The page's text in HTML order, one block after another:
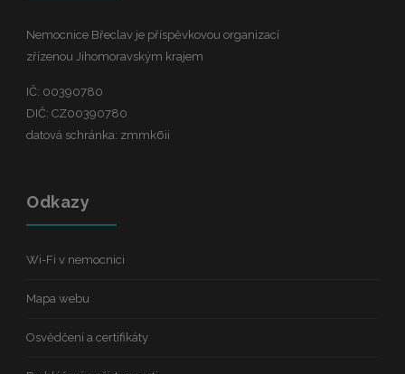
Nemocnice Břeclav je příspěvkovou organizací
zřízenou Jihomoravským krajem
IČ: 00390780
DIČ: CZ00390780
datová schránka: zmmk6ii
Odkazy
Wi-Fi v nemocnici
Mapa webu
Osvědčení a certifikáty